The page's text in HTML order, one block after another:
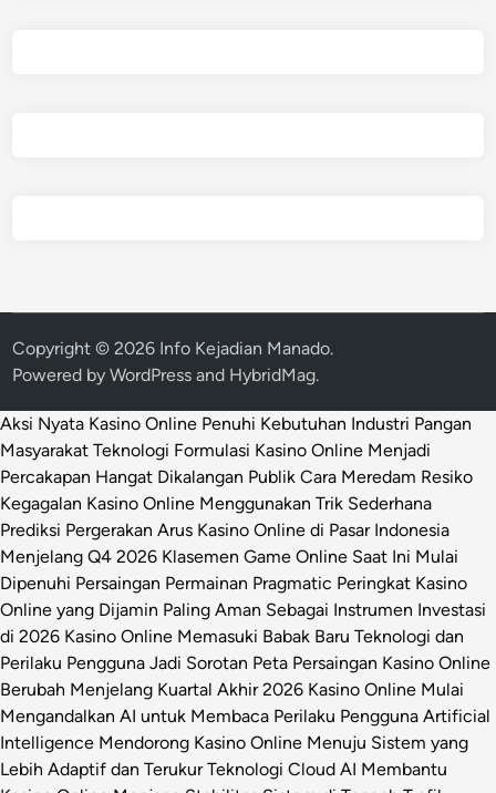
Copyright © 2026 Info Kejadian Manado.
Powered byWordPress and HybridMag.
Aksi Nyata Kasino Online Penuhi Kebutuhan Industri Pangan
Masyarakat Teknologi Formulasi Kasino Online Menjadi
Percakapan Hangat Dikalangan Publik Cara Meredam Resiko
Kegagalan Kasino Online Menggunakan Trik Sederhana
Prediksi Pergerakan Arus Kasino Online di Pasar Indonesia
Menjelang Q4 2026 Klasemen Game Online Saat Ini Mulai
Dipenuhi Persaingan Permainan Pragmatic Peringkat Kasino
Online yang Dijamin Paling Aman Sebagai Instrumen Investasi
di 2026 Kasino Online Memasuki Babak Baru Teknologi dan
Perilaku Pengguna Jadi Sorotan Peta Persaingan Kasino Online
Berubah Menjelang Kuartal Akhir 2026 Kasino Online Mulai
Mengandalkan AI untuk Membaca Perilaku Pengguna Artificial
Intelligence Mendorong Kasino Online Menuju Sistem yang
Lebih Adaptif dan Terukur Teknologi Cloud AI Membantu